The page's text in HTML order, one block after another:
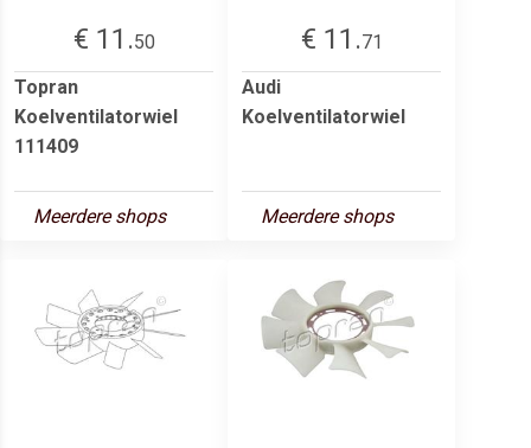
€ 11.50
Topran
Koelventilatorwiel
111409
Meerdere shops
€ 11.71
Audi
Koelventilatorwiel
Meerdere shops